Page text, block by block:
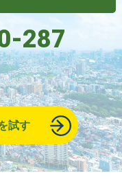
287
試す